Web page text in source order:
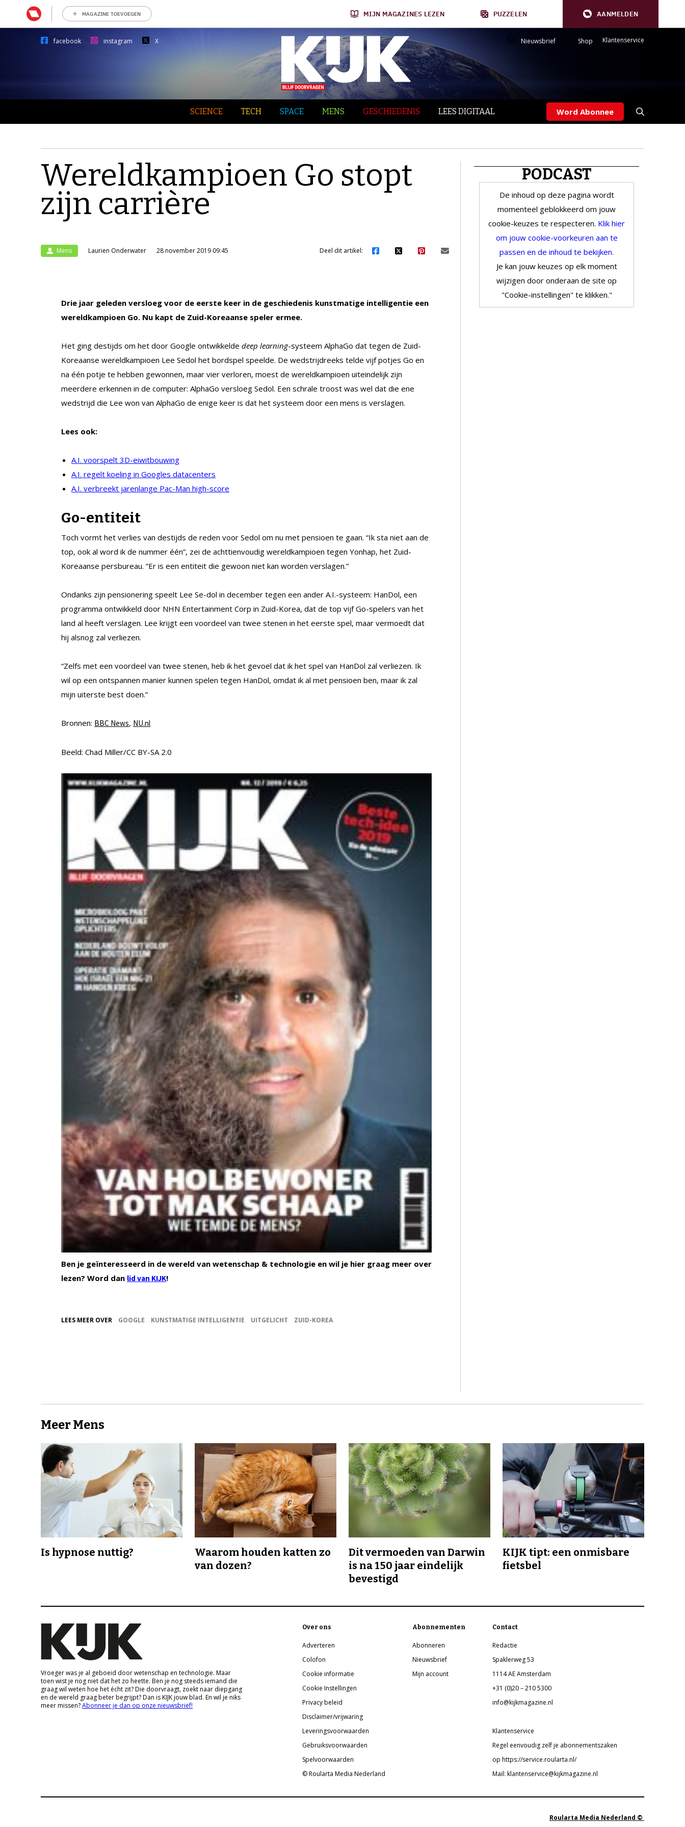
MAGAZINE TOEVOEGEN MIJN MAGAZINES LEZEN PUZZELEN AANMELDEN
facebook instagram X Nieuwsbrief Shop Klantenservice
SCIENCE TECH SPACE MENS GESCHIEDENIS LEES DIGITAAL Word Abonnee
Wereldkampioen Go stopt
zijn carrière
Mens Laurien Onderwater 28 november 2019 09:45 Deel dit artikel:
Drie jaar geleden versloeg voor de eerste keer in de geschiedenis kunstmatige intelligentie een
wereldkampioen Go. Nu kapt de Zuid-Koreaanse speler ermee.
Het ging destijds om het door Google ontwikkelde deep learning-systeem AlphaGo dat tegen de Zuid-
Koreaanse wereldkampioen Lee Sedol het bordspel speelde. De wedstrijdreeks telde vijf potjes Go en
na één potje te hebben gewonnen, maar vier verloren, moest de wereldkampioen uiteindelijk zijn
meerdere erkennen in de computer: AlphaGo versloeg Sedol. Een schrale troost was wel dat die ene
wedstrijd die Lee won van AlphaGo de enige keer is dat het systeem door een mens is verslagen.
Lees ook:
A.I. voorspelt 3D-eiwitbouwing
A.I. regelt koeling in Googles datacenters
A.I. verbreekt jarenlange Pac-Man high-score
Go-entiteit
Toch vormt het verlies van destijds de reden voor Sedol om nu met pensioen te gaan. “Ik sta niet aan de
top, ook al word ik de nummer één”, zei de achttienvoudig wereldkampioen tegen Yonhap, het Zuid-
Koreaanse persbureau. “Er is een entiteit die gewoon niet kan worden verslagen.”
Ondanks zijn pensionering speelt Lee Se-dol in december tegen een ander A.I.-systeem: HanDol, een
programma ontwikkeld door NHN Entertainment Corp in Zuid-Korea, dat de top vijf Go-spelers van het
land al heeft verslagen. Lee krijgt een voordeel van twee stenen in het eerste spel, maar vermoedt dat
hij alsnog zal verliezen.
“Zelfs met een voordeel van twee stenen, heb ik het gevoel dat ik het spel van HanDol zal verliezen. Ik
wil op een ontspannen manier kunnen spelen tegen HanDol, omdat ik al met pensioen ben, maar ik zal
mijn uiterste best doen.”
Bronnen: BBC News, NU.nl
Beeld: Chad Miller/CC BY-SA 2.0
Ben je geïnteresseerd in de wereld van wetenschap & technologie en wil je hier graag meer over
lezen? Word dan lid van KIJK!
LEES MEER OVER GOOGLE KUNSTMATIGE INTELLIGENTIE UITGELICHT ZUID-KOREA
PODCAST
De inhoud op deze pagina wordt
momenteel geblokkeerd om jouw
cookie-keuzes te respecteren. Klik hier
om jouw cookie-voorkeuren aan te
passen en de inhoud te bekijken.
Je kan jouw keuzes op elk moment
wijzigen door onderaan de site op
"Cookie-instellingen" te klikken."
Meer Mens
Is hypnose nuttig?
Waarom houden katten zo
van dozen?
Dit vermoeden van Darwin
is na 150 jaar eindelijk
bevestigd
KIJK tipt: een onmisbare
fietsbel
Vroeger was je al geboeid door wetenschap en technologie. Maar
toen wist je nog niet dat het zo heette. Ben je nog steeds iemand die
graag wil weten hoe het écht zit? Die doorvraagt, zoekt naar diepgang
en de wereld graag beter begrijpt? Dan is KIJK jouw blad. En wil je niks
meer missen?Abonneer je dan op onze nieuwsbrief!
Over ons
Adverteren
Colofon
Cookie informatie
Cookie Instellingen
Privacy beleid
Disclaimer/vrijwaring
Leveringsvoorwaarden
Gebruiksvoorwaarden
Spelvoorwaarden
© Roularta Media Nederland
Abonnementen
Abonneren
Nieuwsbrief
Mijn account
Contact
Redactie
Spaklerweg 53
1114 AE Amsterdam
+31 (0)20 – 210 5300
info@kijkmagazine.nl
Klantenservice
Regel eenvoudig zelf je abonnementszaken
op https://service.roularta.nl/
Mail: klantenservice@kijkmagazine.nl
Roularta Media Nederland ©